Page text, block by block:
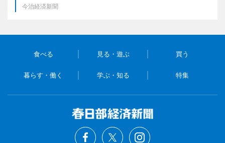
今治経済新聞
食べる 見る・遊ぶ 買う
暮らす・働く 学ぶ・知る 特集